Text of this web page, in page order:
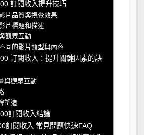
訂閱收入提升技巧
片品質與視覺效果
片標題和描述
觀眾互動
同的影片類型與內容
訂閱收入：提升關鍵因素的訣
與觀眾互動
塑造
訂閱收入結論
訂閱收入 常見問題快速FAQ